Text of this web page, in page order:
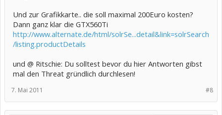
Und zur Grafikkarte.. die soll maximal 200Euro kosten?
Dann ganz klar die GTX560Ti
http://www.alternate.de/html/solrSe...detail&link=solrSearch
/listing.productDetails
und @ Ritschie: Du solltest bevor du hier Antworten gibst
mal den Threat gründlich durchlesen!
#8
7. Mai 2011